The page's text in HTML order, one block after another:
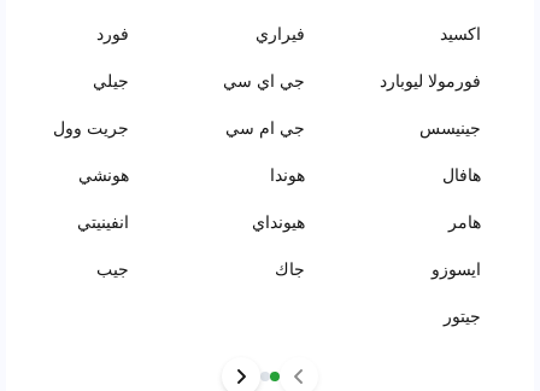
اكسيد
فيراري
فورد
فورمولا ليوبارد
جي اي سي
جيلي
جينيسس
جي ام سي
جريت وول
هافال
هوندا
هونشي
هامر
هيونداي
انفينيتي
ايسوزو
جاك
جيب
جيتور